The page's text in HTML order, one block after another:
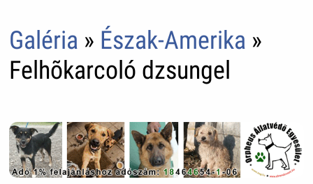
Galéria » Észak-Amerika »
Felhõkarcoló dzsungel